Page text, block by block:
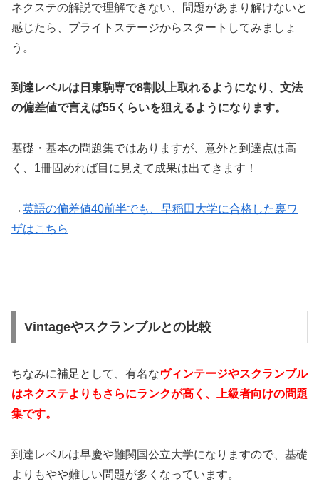
ネクステの解説で理解できない、問題があまり解けないと
感じたら、ブライトステージからスタートしてみましょ
う。
到達レベルは日東駒専で8割以上取れるようになり、文法
の偏差値で言えば55くらいを狙えるようになります。
基礎・基本の問題集ではありますが、意外と到達点は高
く、1冊固めれば目に見えて成果は出てきます！
→英語の偏差値40前半でも、早稲田大学に合格した裏ワ
ザはこちら
Vintageやスクランブルとの比較
ちなみに補足として、有名なヴィンテージやスクランブル
はネクステよりもさらにランクが高く、上級者向けの問題
集です。
到達レベルは早慶や難関国公立大学になりますので、基礎
よりもやや難しい問題が多くなっています。